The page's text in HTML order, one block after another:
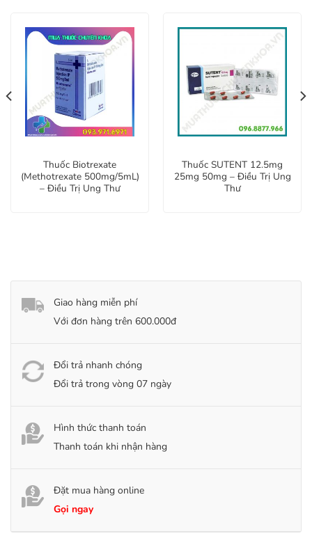
Thuốc Biotrexate
(Methotrexate 500mg/5mL)
– Điều Trị Ung Thư
Thuốc SUTENT 12.5mg
25mg 50mg – Điều Trị Ung
Thư
Giao hàng miễn phí
Với đơn hàng trên 600.000đ
Đổi trả nhanh chóng
Đổi trả trong vòng 07 ngày
Hình thức thanh toán
Thanh toán khi nhận hàng
Đặt mua hàng online
Gọi ngay